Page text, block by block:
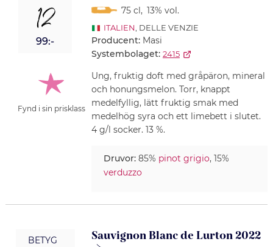
12
99:-
Fynd i sin prisklass
75 cl, 13% vol.
ITALIEN , DELLE VENZIE
Producent: Masi
Systembolaget: 2415
Ung, fruktig doft med gråpäron, mineral
och honungsmelon. Torr, knappt
medelfyllig, lätt fruktig smak med
medelhög syra och ett limebett i slutet.
4 g/l socker. 13 %.
Druvor:85% pinot grigio, 15%
verduzzo
BETYG Sauvignon Blanc de Lurton 2022